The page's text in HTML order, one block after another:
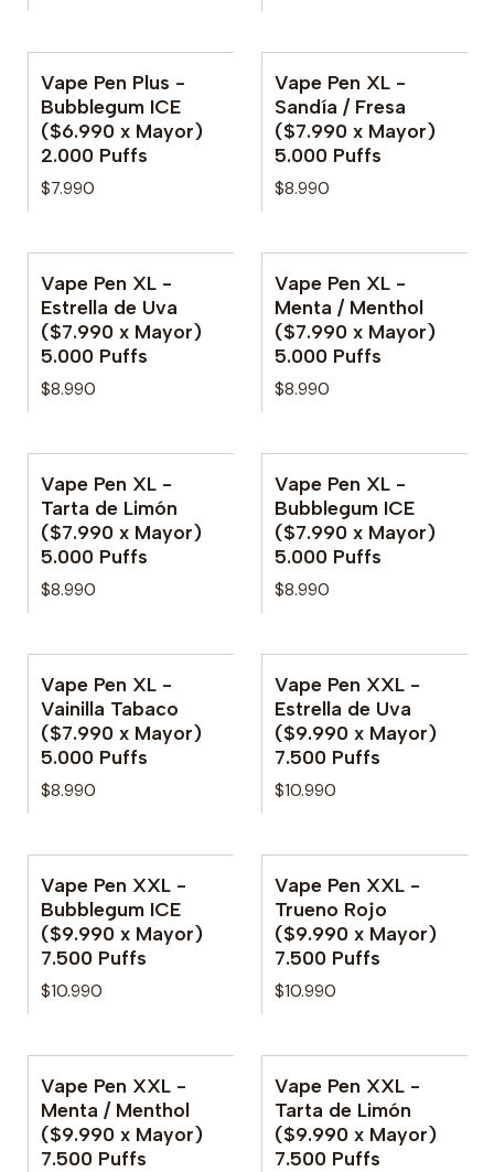
No disponible
Vape Pen Plus -
Bubblegum ICE
($6.990 x Mayor)
2.000 Puffs
$7.990
No disponible
Vape Pen XL -
Sandía / Fresa
($7.990 x Mayor)
5.000 Puffs
$8.990
No disponible
Vape Pen XL -
Estrella de Uva
($7.990 x Mayor)
5.000 Puffs
$8.990
No disponible
Vape Pen XL -
Menta / Menthol
($7.990 x Mayor)
5.000 Puffs
$8.990
No disponible
Vape Pen XL -
Tarta de Limón
($7.990 x Mayor)
5.000 Puffs
$8.990
No disponible
Vape Pen XL -
Bubblegum ICE
($7.990 x Mayor)
5.000 Puffs
$8.990
No disponible
Vape Pen XL -
Vainilla Tabaco
($7.990 x Mayor)
5.000 Puffs
$8.990
No disponible
Vape Pen XXL -
Estrella de Uva
($9.990 x Mayor)
7.500 Puffs
$10.990
No disponible
Vape Pen XXL -
Bubblegum ICE
($9.990 x Mayor)
7.500 Puffs
$10.990
No disponible
Vape Pen XXL -
Trueno Rojo
($9.990 x Mayor)
7.500 Puffs
$10.990
No disponible
Vape Pen XXL -
Menta / Menthol
($9.990 x Mayor)
7.500 Puffs
Vape Pen XXL -
Tarta de Limón
($9.990 x Mayor)
7.500 Puffs